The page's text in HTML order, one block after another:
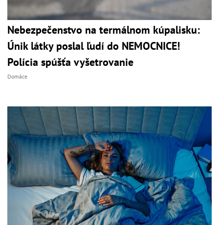
Nebezpečenstvo na termálnom kúpalisku:
Únik látky poslal ľudí do NEMOCNICE!
Polícia spúšťa vyšetrovanie
Domáce